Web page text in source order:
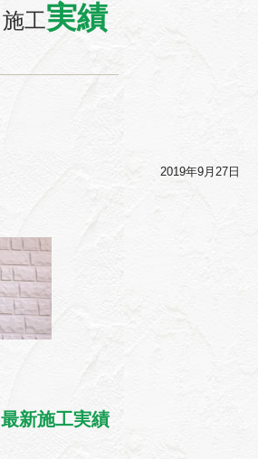
施工実績
2019年9月27日
最新施工実績